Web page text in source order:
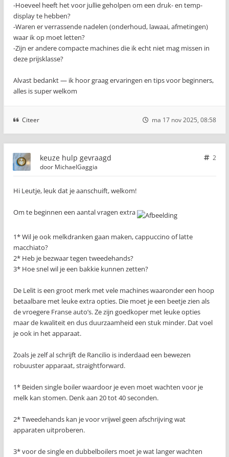
-Hoeveel heeft het voor jullie geholpen om een druk- en temp-
display te hebben?
-Waren er verrassende nadelen (onderhoud, lawaai, afmetingen)
waar ik op moet letten?
-Zijn er andere compacte machines die ik echt niet mag missen in
deze prijsklasse?
Alvast bedankt — ik hoor graag ervaringen en tips voor beginners,
alles is super welkom
Citeer ma 17 nov 2025, 08:58
keuze hulp gevraagd
2
door MichaelGaggia
Hi Leutje, leuk dat je aanschuift, welkom!
Om te beginnen een aantal vragen extra
1* Wil je ook melkdranken gaan maken, cappuccino of latte
macchiato?
2* Heb je bezwaar tegen tweedehands?
3* Hoe snel wil je een bakkie kunnen zetten?
De Lelit is een groot merk met vele machines waaronder een hoop
betaalbare met leuke extra opties. Die moet je een beetje zien als
de vroegere Franse auto’s. Ze zijn goedkoper met leuke opties
maar de kwaliteit en dus duurzaamheid een stuk minder. Dat voel
je ook in het apparaat.
Zoals je zelf al schrijft de Rancilio is inderdaad een bewezen
robuuster apparaat, straightforward.
1* Beiden single boiler waardoor je even moet wachten voor je
melk kan stomen. Denk aan 20 tot 40 seconden.
2* Tweedehands kan je voor vrijwel geen afschrijving wat
apparaten uitproberen.
3* voor de single en dubbelboilers moet je wat langer wachten